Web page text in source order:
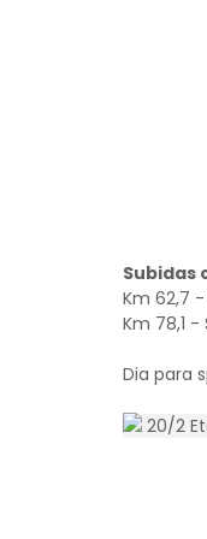
Subidas
Km 62,7 -
Km 78,1 -
Dia para
20/2